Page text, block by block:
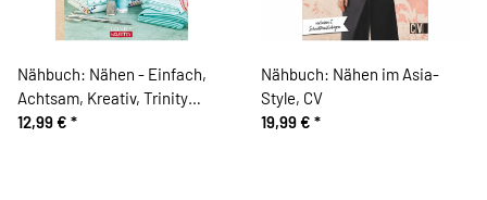
Nähbuch: Nähen - Einfach,
Achtsam, Kreativ, Trinity
Kreativ
12,99 € *
Nähbuch: Nähen im Asia-
Style, CV
19,99 € *